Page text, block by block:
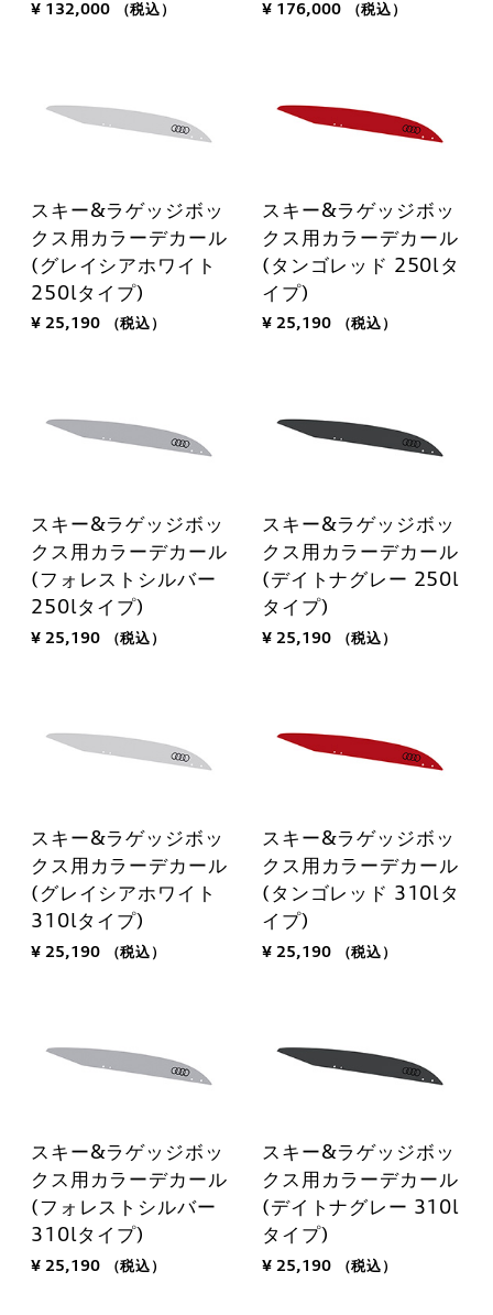
¥ 132,000 （税込） ¥ 176,000 （税込）
スキー&ラゲッジボッ
クス用カラーデカール
(グレイシアホワイト
250lタイプ)
¥ 25,190 （税込）
スキー&ラゲッジボッ
クス用カラーデカール
(タンゴレッド 250lタ
イプ)
¥ 25,190 （税込）
スキー&ラゲッジボッ
クス用カラーデカール
(フォレストシルバー
250lタイプ)
¥ 25,190 （税込）
スキー&ラゲッジボッ
クス用カラーデカール
(デイトナグレー 250l
タイプ)
¥ 25,190 （税込）
スキー&ラゲッジボッ
クス用カラーデカール
(グレイシアホワイト
310lタイプ)
¥ 25,190 （税込）
スキー&ラゲッジボッ
クス用カラーデカール
(タンゴレッド 310lタ
イプ)
¥ 25,190 （税込）
スキー&ラゲッジボッ
クス用カラーデカール
(フォレストシルバー
310lタイプ)
¥ 25,190 （税込）
スキー&ラゲッジボッ
クス用カラーデカール
(デイトナグレー 310l
タイプ)
¥ 25,190 （税込）